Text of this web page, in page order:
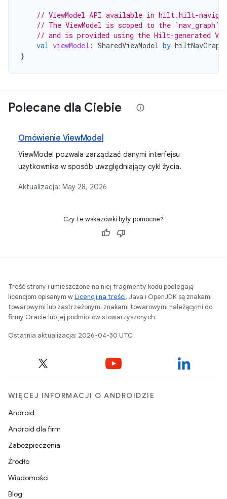
// ViewModel API available in hilt.hilt-
// The ViewModel is scoped to the `nav_graph`
// and is provided using the Hilt-generated
val viewModel : SharedViewModel by
}
Polecane dla Ciebie
Omówienie ViewModel
ViewModel pozwala zarządzać danymi interfejsu
użytkownika w sposób uwzględniający cykl życia.
Aktualizacja: May 28, 2026
Czy te wskazówki były pomocne?
Treść strony i umieszczone na niej fragmenty kodu podlegają
licencjom opisanym wLicencji na treści. Java i OpenJDK są znakami
towarowymi lub zastrzeżonymi znakami towarowymi należącymi do
firmy Oracle lub jej podmiotów stowarzyszonych.
Ostatnia aktualizacja: 2026-04-30 UTC.
WIĘCEJ INFORMACJI O ANDROIDZIE
Android
Android dla firm
Zabezpieczenia
Źródło
Wiadomości
Blog